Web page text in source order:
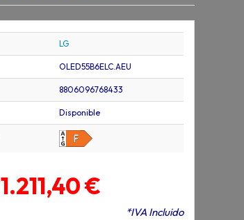
LG
OLED55B6ELC.AEU
8806096768433
Disponible
1.211,40 €
*IVA Incluido